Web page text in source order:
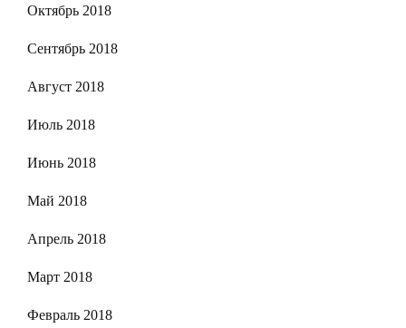
Октябрь 2018
Сентябрь 2018
Август 2018
Июль 2018
Июнь 2018
Май 2018
Апрель 2018
Март 2018
Февраль 2018